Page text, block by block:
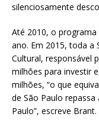
silenciosamente
Até 2010, o
ano. Em 2015, toda a
Cultural, responsável
milhões para investir
milhões, “o que
de São Paulo
Paulo”, escreve Brant.